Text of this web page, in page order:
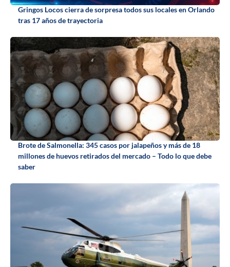
Gringos Locos cierra de sorpresa todos sus locales en Orlando
tras 17 años de trayectoria
Brote de Salmonella: 345 casos por jalapeños y más de 18
millones de huevos retirados del mercado – Todo lo que debe
saber